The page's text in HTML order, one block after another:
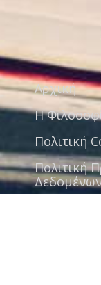
Αρχική
Η
Πολιτική
Πολιτική